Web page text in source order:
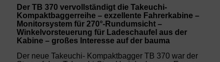
Der TB 370 vervollständigt die Takeuchi-
Kompaktbaggerreihe – exzellente Fahrerkabine –
Monitorsystem für 270°-Rundumsicht –
Winkelvorsteuerung für Ladeschaufel aus der
Kabine – großes Interesse auf der bauma
Der neue Takeuchi- Kompaktbagger TB 370 war der